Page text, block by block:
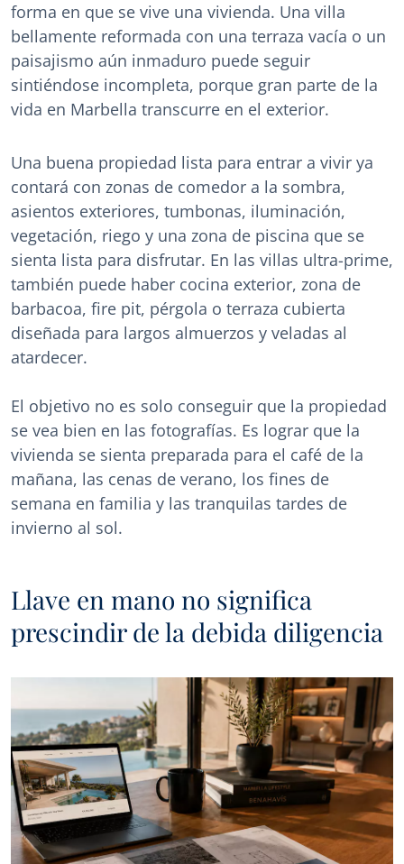
forma en que se vive una vivienda. Una villa
bellamente reformada con una terraza vacía o un
paisajismo aún inmaduro puede seguir
sintiéndose incompleta, porque gran parte de la
vida en Marbella transcurre en el exterior.
Una buena propiedad lista para entrar a vivir ya
contará con zonas de comedor a la sombra,
asientos exteriores, tumbonas, iluminación,
vegetación, riego y una zona de piscina que se
sienta lista para disfrutar. En las villas ultra-prime,
también puede haber cocina exterior, zona de
barbacoa, fire pit, pérgola o terraza cubierta
diseñada para largos almuerzos y veladas al
atardecer.
El objetivo no es solo conseguir que la propiedad
se vea bien en las fotografías. Es lograr que la
vivienda se sienta preparada para el café de la
mañana, las cenas de verano, los fines de
semana en familia y las tranquilas tardes de
invierno al sol.
Llave en mano no significa
prescindir de la debida diligencia